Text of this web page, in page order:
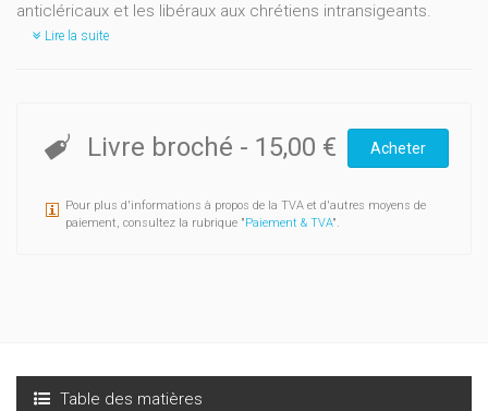
anticléricaux et les libéraux aux chrétiens intransigeants.
Lire la suite
Livre broché - 15,00 € Acheter
Pour plus d'informations à propos de la TVA et d'autres moyens de
paiement, consultez la rubrique "Paiement & TVA".
Table des matières